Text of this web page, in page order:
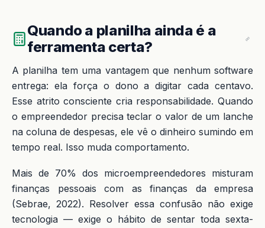
Quando a planilha ainda é a
ferramenta certa?
A planilha tem uma vantagem que nenhum software
entrega: ela força o dono a digitar cada centavo.
Esse atrito consciente cria responsabilidade. Quando
o empreendedor precisa teclar o valor de um lanche
na coluna de despesas, ele vê o dinheiro sumindo em
tempo real. Isso muda comportamento.
Mais de 70% dos microempreendedores misturam
finanças pessoais com as finanças da empresa
(Sebrae, 2022). Resolver essa confusão não exige
tecnologia — exige o hábito de sentar toda sexta-